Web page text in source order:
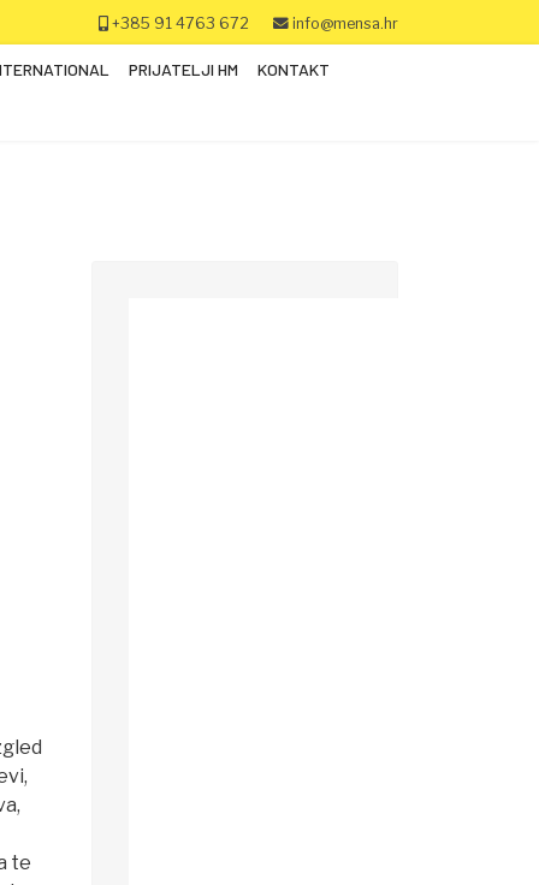
+385 91 4763 672 info@mensa.hr
PRIJATELJI HM KONTAKT
te